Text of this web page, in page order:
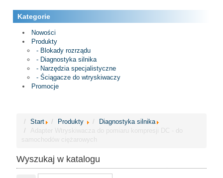
Kategorie
Nowości
Produkty
- Blokady rozrządu
- Diagnostyka silnika
- Narzędzia specjalistyczne
- Ściągacze do wtryskiwaczy
Promocje
Start Produkty
Diagnostyka silnika
Adapter Wtryskiwacza do pomiaru kompresji DC - do
samochodów ciężarowych
Wyszukaj w katalogu